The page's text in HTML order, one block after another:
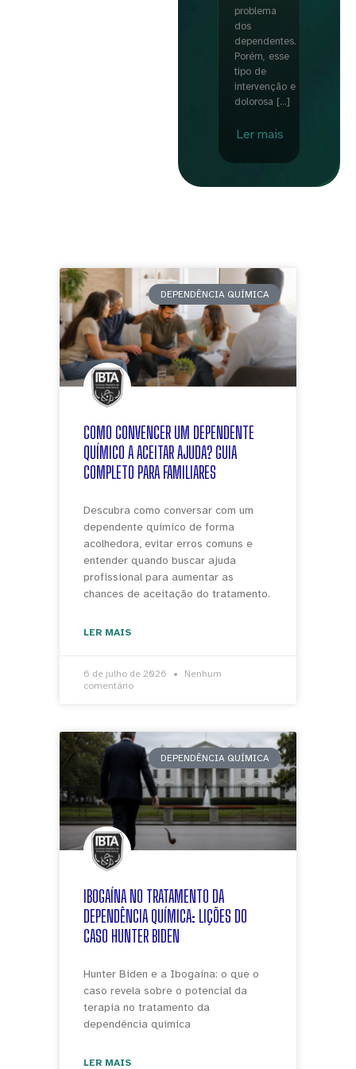
problema
dos
dependentes.
Porém, esse
tipo de
intervenção e
dolorosa […]
Ler mais
DEPENDÊNCIA QUÍMICA
COMO CONVENCER UM DEPENDENTE
QUÍMICO A ACEITAR AJUDA? GUIA
COMPLETO PARA FAMILIARES
Descubra como conversar com um
dependente químico de forma
acolhedora, evitar erros comuns e
entender quando buscar ajuda
profissional para aumentar as
chances de aceitação do tratamento.
LER MAIS
6 de julho de 2026
Nenhum
comentário
DEPENDÊNCIA QUÍMICA
IBOGAÍNA NO TRATAMENTO DA
DEPENDÊNCIA QUÍMICA: LIÇÕES DO
CASO HUNTER BIDEN
Hunter Biden e a Ibogaína: o que o
caso revela sobre o potencial da
terapia no tratamento da
dependência química
LER MAIS